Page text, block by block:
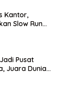
Kantor,
Slow Run
Pusat
Juara Dunia